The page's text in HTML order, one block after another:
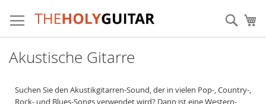
Inhalt
springen
Akustische Gitarre
Suchen Sie den Akustikgitarren-Sound, der in vielen Pop-, Country-,
Rock- und Blues-Songs verwendet wird? Dann ist eine Western-